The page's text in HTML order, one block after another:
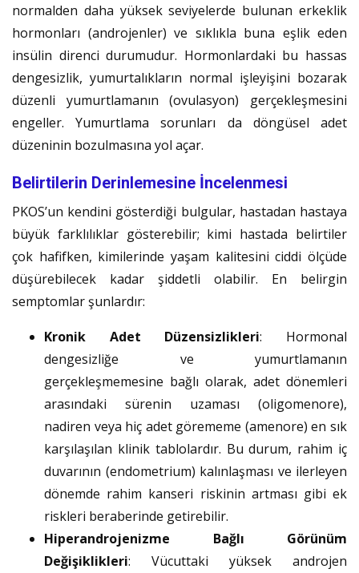
normalden daha yüksek seviyelerde bulunan erkeklik
hormonları (androjenler) ve sıklıkla buna eşlik eden
insülin direnci durumudur. Hormonlardaki bu hassas
dengesizlik, yumurtalıkların normal işleyişini bozarak
düzenli yumurtlamanın (ovulasyon) gerçekleşmesini
engeller. Yumurtlama sorunları da döngüsel adet
düzeninin bozulmasına yol açar.
Belirtilerin Derinlemesine İncelenmesi
PKOS’un kendini gösterdiği bulgular, hastadan hastaya
büyük farklılıklar gösterebilir; kimi hastada belirtiler
çok hafifken, kimilerinde yaşam kalitesini ciddi ölçüde
düşürebilecek kadar şiddetli olabilir. En belirgin
semptomlar şunlardır:
Kronik Adet Düzensizlikleri: Hormonal
dengesizliğe ve yumurtlamanın
gerçekleşmemesine bağlı olarak, adet dönemleri
arasındaki sürenin uzaması (oligomenore),
nadiren veya hiç adet görememe (amenore) en sık
karşılaşılan klinik tablolardır. Bu durum, rahim iç
duvarının (endometrium) kalınlaşması ve ilerleyen
dönemde rahim kanseri riskinin artması gibi ek
riskleri beraberinde getirebilir.
Hiperandrojenizme Bağlı Görünüm
Değişiklikleri: Vücuttaki yüksek androjen